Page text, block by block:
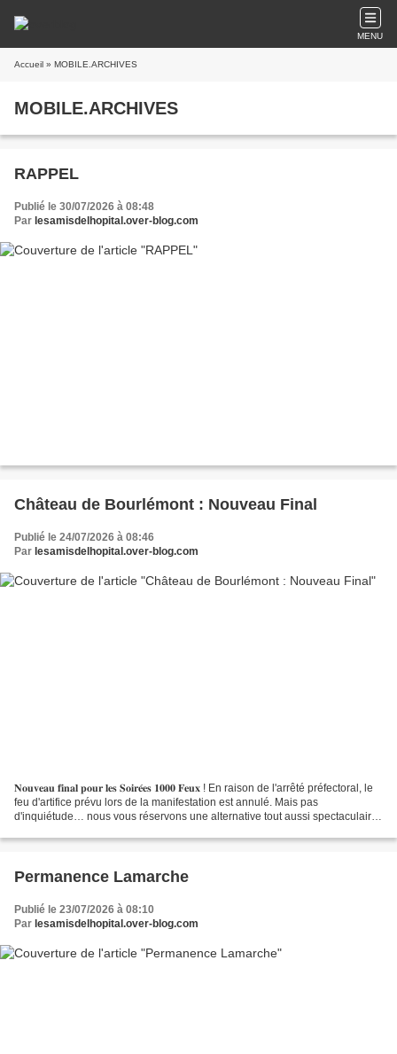
MENU
Accueil » MOBILE.ARCHIVES
MOBILE.ARCHIVES
RAPPEL
Publié le 30/07/2026 à 08:48
Par lesamisdelhopital.over-blog.com
Château de Bourlémont : Nouveau Final
Publié le 24/07/2026 à 08:46
Par lesamisdelhopital.over-blog.com
𝐍𝐨𝐮𝐯𝐞𝐚𝐮 𝐟𝐢𝐧𝐚𝐥 𝐩𝐨𝐮𝐫 𝐥𝐞𝐬 𝐒𝐨𝐢𝐫𝐞́𝐞𝐬 𝟏𝟎𝟎𝟎 𝐅𝐞𝐮𝐱 ! En raison de l'arrêté préfectoral, le
feu d'artifice prévu lors de la manifestation est annulé. Mais pas
d'inquiétude… nous vous réservons une alternative tout aussi spectaculaire !
Permanence Lamarche
Publié le 23/07/2026 à 08:10
Par lesamisdelhopital.over-blog.com